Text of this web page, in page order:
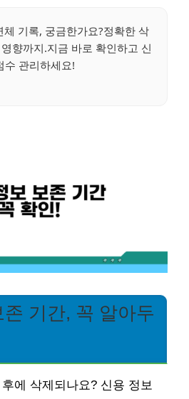
체 기록, 궁금한가요?정확한 삭
향까지.지금 바로 확인하고 신
수 관리하세요!
기간, 꼭 알아두
에 삭제되나요? 신용 정보